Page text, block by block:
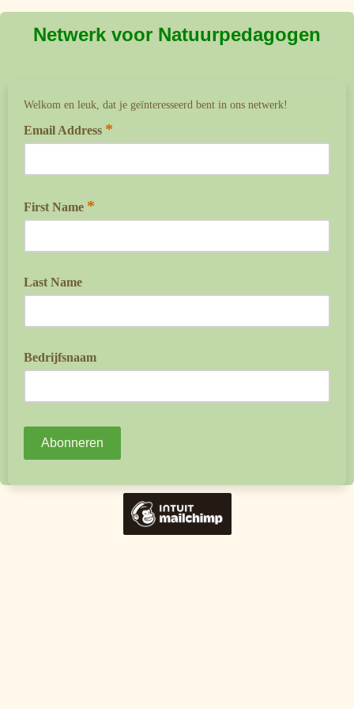
Netwerk voor Natuurpedagogen
Welkom en leuk, dat je geïnteresseerd bent in ons netwerk!
Email Address *
First Name *
Last Name
Bedrijfsnaam